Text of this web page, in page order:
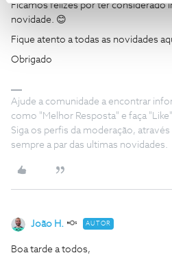
Ficamos felizes por ter considerado
novidade. 😊
Fique atento a todas as novidades
Obrigado
Ajude a comunidade a encontrar
como "Melhor Resposta" e faça
Siga os perfis da moderação,
sempre a par das ultimas novidades.
João H. AUTOR
Boa tarde a todos,